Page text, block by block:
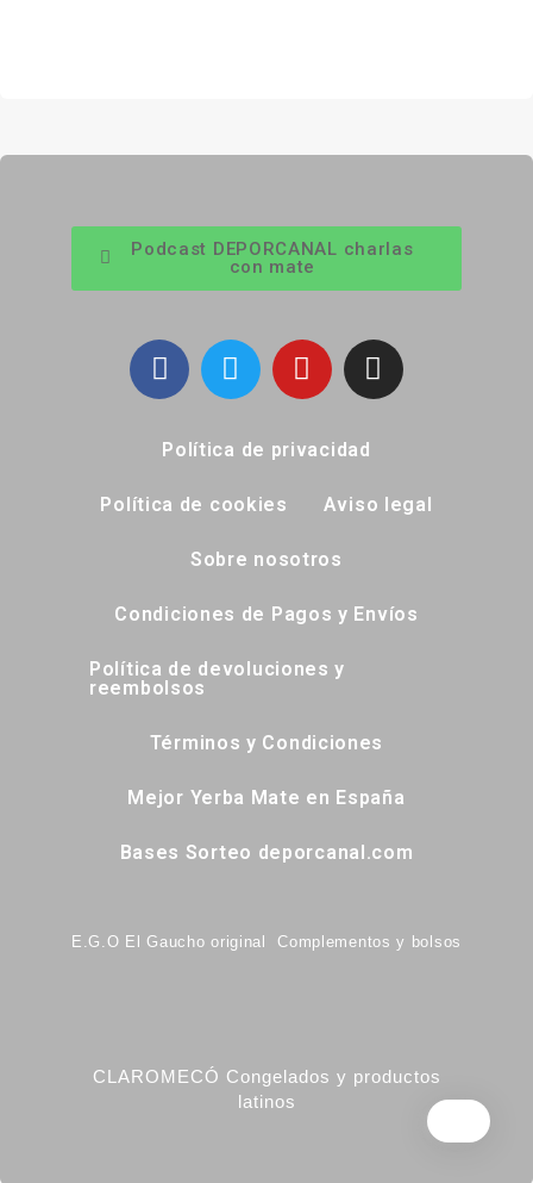
Podcast DEPORCANAL charlas
con mate
Política de privacidad
Política de cookies Aviso legal
Sobre nosotros
Condiciones de Pagos y Envíos
Política de devoluciones y
reembolsos
Términos y Condiciones
Mejor Yerba Mate en España
Bases Sorteo deporcanal.com
E.G.O El Gaucho original Complementos y bolsos
CLAROMECÓ Congelados y productos
latinos